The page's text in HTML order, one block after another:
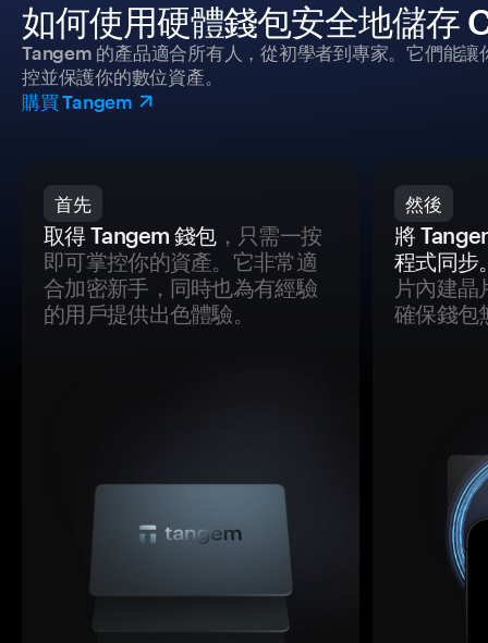
如何使用硬體錢包安全地儲存
Tangem 的產品適合所有人，從初學者到專家。它們能
控並保護你的數位資產。
購買 Tangem
首先
取得 Tangem 錢包，只需一按
即可掌控你的資產。它非常適
合加密新手，同時也為有經驗
的用戶提供出色體驗。
然後
將
程式同步
片內建晶
確保錢包